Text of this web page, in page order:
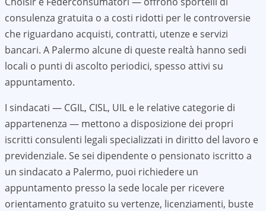
consulenza gratuita o a costi ridotti per le controversie
che riguardano acquisti, contratti, utenze e servizi
bancari. A Palermo alcune di queste realtà hanno sedi
locali o punti di ascolto periodici, spesso attivi su
appuntamento.
I sindacati — CGIL, CISL, UIL e le relative categorie di
appartenenza — mettono a disposizione dei propri
iscritti consulenti legali specializzati in diritto del lavoro e
previdenziale. Se sei dipendente o pensionato iscritto a
un sindacato a Palermo, puoi richiedere un
appuntamento presso la sede locale per ricevere
orientamento gratuito su vertenze, licenziamenti, buste